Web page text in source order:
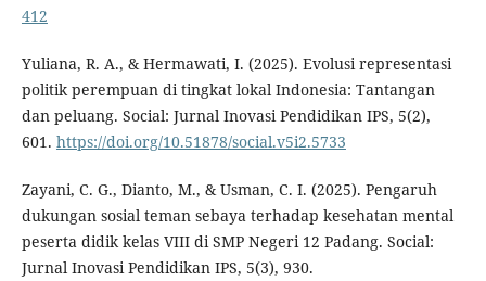
412
Yuliana, R. A., & Hermawati, I. (2025). Evolusi representasi
politik perempuan di tingkat lokal Indonesia: Tantangan
dan peluang. Social: Jurnal Inovasi Pendidikan IPS, 5(2),
601. https://doi.org/10.51878/social.v5i2.5733
Zayani, C. G., Dianto, M., & Usman, C. I. (2025). Pengaruh
dukungan sosial teman sebaya terhadap kesehatan mental
peserta didik kelas VIII di SMP Negeri 12 Padang. Social:
Jurnal Inovasi Pendidikan IPS, 5(3), 930.